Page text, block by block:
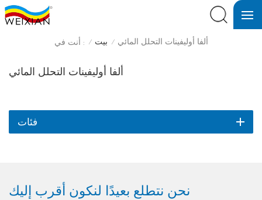
أنت في : / بيت / ألفا أوليفينات التحلل المائي
ألفا أوليفينات التحلل المائي
فئات
نحن نتطلع بعيدًا لنكون أقرب إليك